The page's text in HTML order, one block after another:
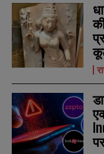
N
a
m
e
*
E
N
a
m
e
*
E